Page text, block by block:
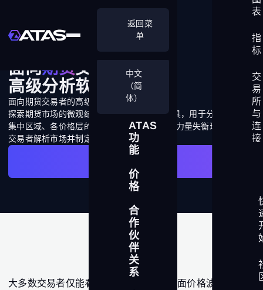
ATAS
功
能
表
指
标
交
易
所
与
连
接
面
流
动
分
析
价
格
合
作
伙
伴
关
系
中文
（简
体）
返回菜
单
面向期货交易者的
高级分析软件
面向期货交易者的高级分析软件
探索期货市场的微观结构。ATAS提供先进工具，用于分析流动性
集中区域、各价格层的成交量分布以及买卖方力量失衡现象，帮助
交易者解析市场并制定中短期决策。
大多数交易者仅能看到K线或折线图的表面价格波动。使用